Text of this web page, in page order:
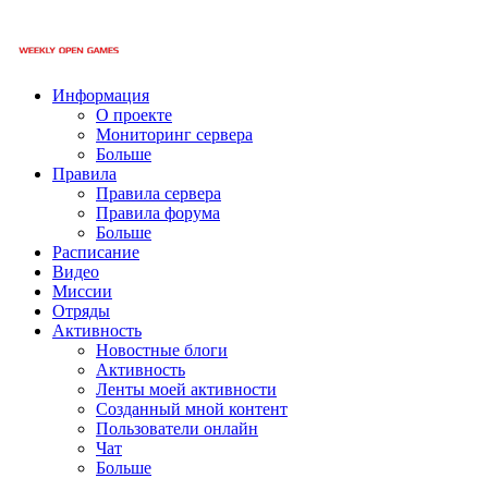
Информация
О проекте
Мониторинг сервера
Больше
Правила
Правила сервера
Правила форума
Больше
Расписание
Видео
Миссии
Отряды
Активность
Новостные блоги
Активность
Ленты моей активности
Созданный мной контент
Пользователи онлайн
Чат
Больше